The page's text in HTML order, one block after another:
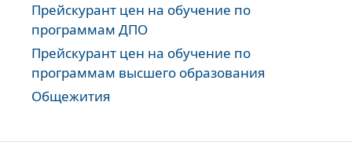
Прейскурант цен на обучение по
программам ДПО
Прейскурант цен на обучение по
программам высшего образования
Общежития